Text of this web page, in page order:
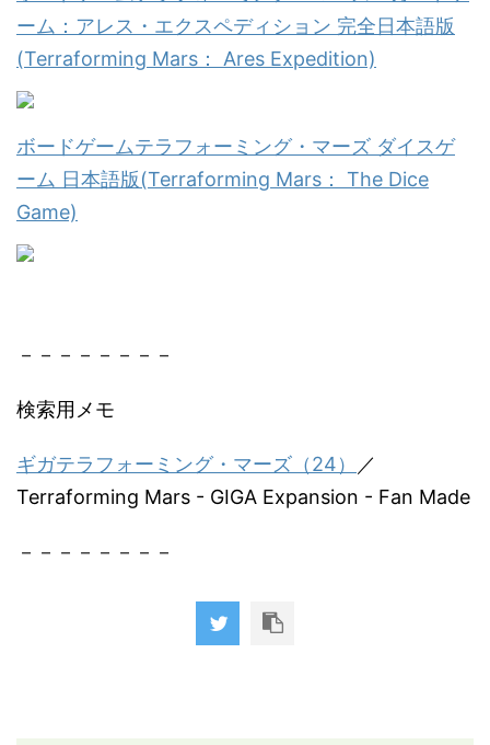
ーム：アレス・エクスペディション 完全日本語版
(Terraforming Mars： Ares Expedition)
ボードゲームテラフォーミング・マーズ ダイスゲ
ーム 日本語版(Terraforming Mars： The Dice
Game)
－－－－－－－－
検索用メモ
ギガテラフォーミング・マーズ（24）
／
Terraforming Mars - GIGA Expansion - Fan Made
－－－－－－－－